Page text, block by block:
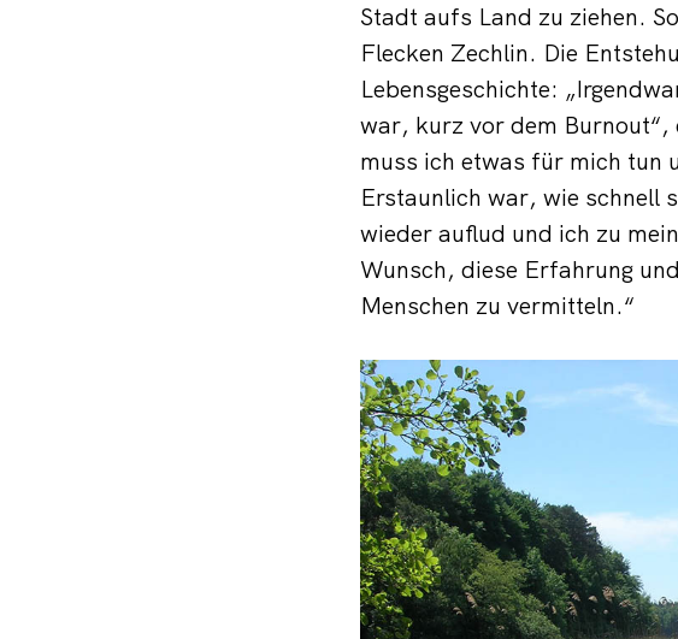
Stadt aufs Land zu ziehen.
Flecken Zechlin. Die
Lebensgeschichte:
war, kurz vor dem
muss ich etwas für mich tun
Erstaunlich war, wie schnell
wieder auflud und ich zu
Wunsch, diese Erfahrung
Menschen zu vermitteln.“